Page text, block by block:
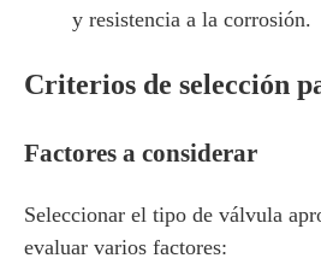
y resistencia a la corrosión.
Criterios de selección
Factores a considerar
Seleccionar el tipo de válvula
evaluar varios factores: